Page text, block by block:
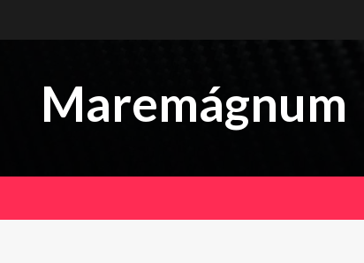
Maremágnum